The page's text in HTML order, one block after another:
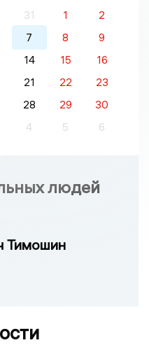
31 1
2
7 8
9
14 15
16
21 22
23
28 29
30
4 5 6
людей
Тимошин